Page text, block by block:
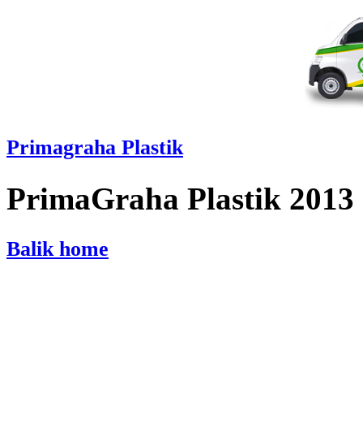
Primagraha Plastik
PrimaGraha Plastik 2013
Balik home